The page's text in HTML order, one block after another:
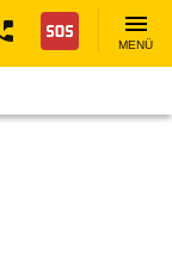
Nothilfe
MENÜ